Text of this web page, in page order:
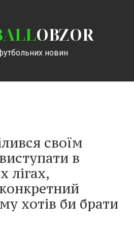
OBZOR
новин
своїм
в
лігах,
хотів би брати